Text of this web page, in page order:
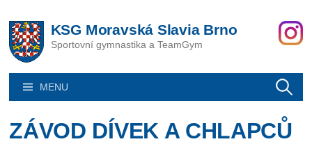
content
KSG Moravská Slavia Brno
Sportovní gymnastika a TeamGym
MENU
ZÁVOD DÍVEK A CHLAPCŮ